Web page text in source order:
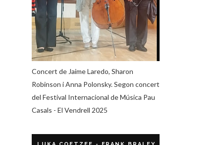
Concert de Jaime Laredo, Sharon
Robinson i Anna Polonsky. Segon concert
del Festival Internacional de Música Pau
Casals - El Vendrell 2025